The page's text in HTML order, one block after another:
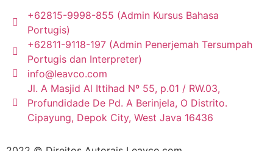
+62815-9998-855 (Admin Kursus Bahasa
Portugis)
+62811-9118-197 (Admin Penerjemah Tersumpah
Portugis dan Interpreter)
info@leavco.com
Jl. A Masjid Al Ittihad Nº 55, p.01 / RW.03,
Profundidade De Pd. A Berinjela, O Distrito.
Cipayung, Depok City, West Java 16436